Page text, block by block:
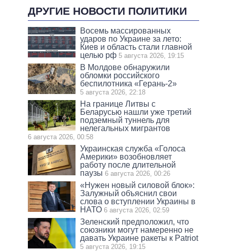
ДРУГИЕ НОВОСТИ ПОЛИТИКИ
Восемь массированных
ударов по Украине за лето:
Киев и область стали главной
целью рф 5 августа 2026, 19:15
В Молдове обнаружили
обломки российского
беспилотника «Герань-2»
5 августа 2026, 22:18
На границе Литвы с
Беларусью нашли уже третий
подземный туннель для
нелегальных мигрантов
6 августа 2026, 00:58
Украинская служба «Голоса
Америки» возобновляет
работу после длительной
паузы 6 августа 2026, 00:26
«Нужен новый силовой блок»:
Залужный объяснил свои
слова о вступлении Украины в
НАТО 6 августа 2026, 02:59
Зеленский предположил, что
союзники могут намеренно не
давать Украине ракеты к Patriot
5 августа 2026, 19:15